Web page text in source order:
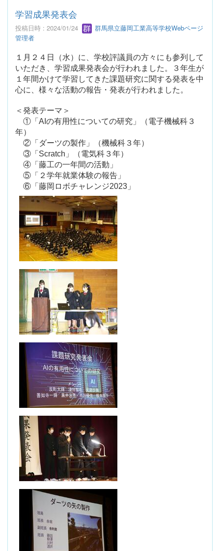
学習成果発表会
投稿日時 : 2024/01/24
群馬県立藤岡工業高等学校Webページ
管理者
１月２４日（水）に、学校評議員の方々にも参列して
いただき、学習成果発表会が行われました。３年生が
１年間かけて学習してきた課題研究に関する発表を中
心に、様々な活動の報告・発表が行われました。
＜発表テーマ＞
①「AIの有用性についての研究」（電子機械科３
年）
②「ダーツの製作」（機械科３年）
③「Scratch」（電気科３年）
④「藤工の一年間の活動」
⑤「２学年就業体験の報告」
⑥「藤岡ロボチャレンジ2023」